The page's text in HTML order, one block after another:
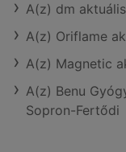
A(z) dm
A(z) Oriflame
A(z) Magnetic
A(z) Benu
Sopron-Fertődi